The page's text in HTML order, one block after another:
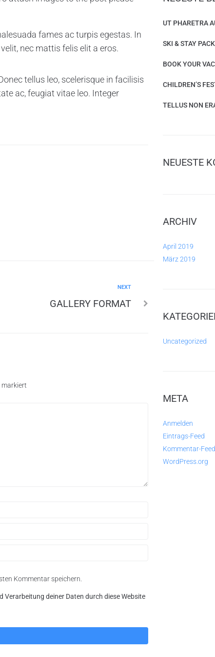
fames ac turpis egestas. In
nec mattis felis elit a eros.
tellus leo, scelerisque in facilisis
ac, feugiat vitae leo. Integer
NEXT
GALLERY FORMAT
markiert
Kommentar speichern.
deiner Daten durch diese Website
UT PHARETRA
SKI & STAY
BOOK YOUR
CHILDREN’S
TELLUS NON
NEUESTE
ARCHIV
April 2019
März 2019
Uncategorized
META
Anmelden
Eintrags-Feed
Kommentar-Feed
WordPress.org